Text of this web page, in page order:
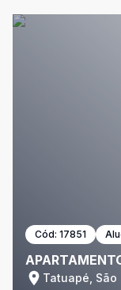
Cód: 17851
Tatuapé, São